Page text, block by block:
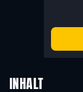
INHALT